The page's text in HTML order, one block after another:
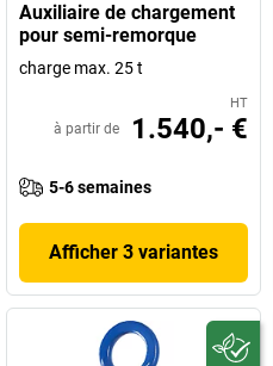
Auxiliaire de chargement
pour semi-remorque
charge max. 25 t
HT
à partir de 1.540,- €
5-6 semaines
Afficher 3 variantes